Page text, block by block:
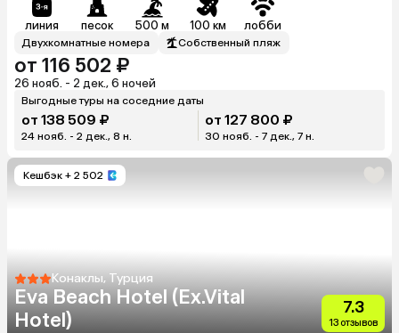
линия песок 500 м 100 км лобби
Двухкомнатные номера Собственный пляж
от 116 502 ₽
26 нояб. - 2 дек., 6 ночей
Выгодные туры на соседние даты
от 138 509 ₽
24 нояб. - 2 дек., 8 н.
от 127 800 ₽
30 нояб. - 7 дек., 7 н.
Кешбэк + 2 502
Конаклы, Турция
Eva Beach Hotel (Ex.Vital
Hotel)
7.3
13 отзывов